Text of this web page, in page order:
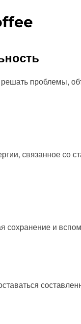
проблемы,
связанное со
сохранение и